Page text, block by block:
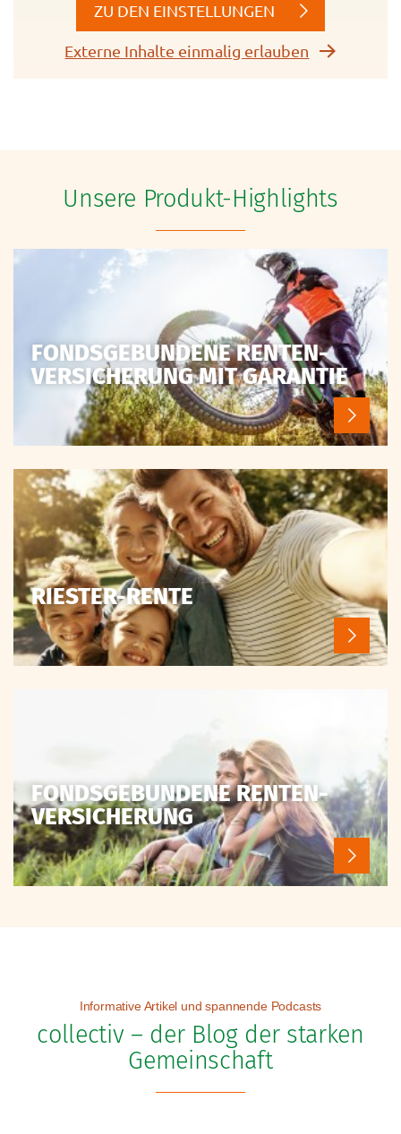
ZU DEN EINSTELLUNGEN
Externe Inhalte einmalig erlauben
Unsere Produkt-Highlights
FONDSGEBUNDENE RENTEN­
VERSICHERUNG MIT GARANTIE
RIESTER-RENTE
FONDSGEBUNDENE RENTEN-
VERSICHERUNG
collectiv – der Blog der starken
Gemeinschaft
Informative Artikel und spannende Podcasts